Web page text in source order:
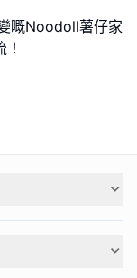
嘅Noodoll薯仔家